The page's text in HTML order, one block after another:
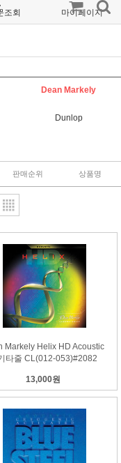
조회 마이페이지
Dean Markely
Dunlop
판매순위 상품명
Markely Helix HD Acoustic
타줄 CL(012-053)#2082
13,000원